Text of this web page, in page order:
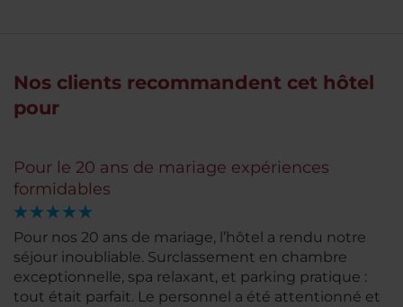
Nos clients recommandent cet hôtel
pour
Pour le 20 ans de mariage expériences
formidables
Pour nos 20 ans de mariage, l’hôtel a rendu notre
séjour inoubliable. Surclassement en chambre
exceptionnelle, spa relaxant, et parking pratique :
tout était parfait. Le personnel a été attentionné et